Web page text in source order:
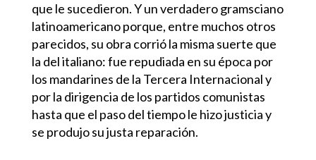
que le sucedieron. Y un verdadero gramsciano
latinoamericano porque, entre muchos otros
parecidos, su obra corrió la misma suerte que
la del italiano: fue repudiada en su época por
los mandarines de la Tercera Internacional y
por la dirigencia de los partidos comunistas
hasta que el paso del tiempo le hizo justicia y
se produjo su justa reparación.